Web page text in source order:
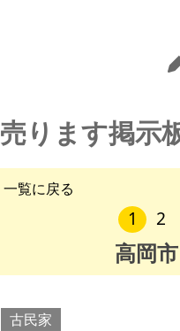
売ります掲示
一覧に戻る
1 2
高岡市
古民家